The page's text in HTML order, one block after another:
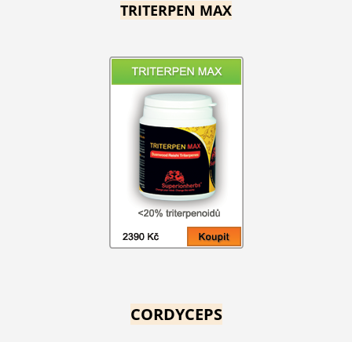
TRITERPEN MAX
CORDYCEPS